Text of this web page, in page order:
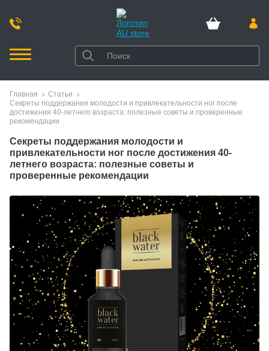
Главная
Статьи
Секреты поддержания молодости и привлекательности ног после
достижения 40-летнего возраста: полезные советы и проверенные
рекомендации
Секреты поддержания молодости и
привлекательности ног после достижения 40-
летнего возраста: полезные советы и
проверенные рекомендации